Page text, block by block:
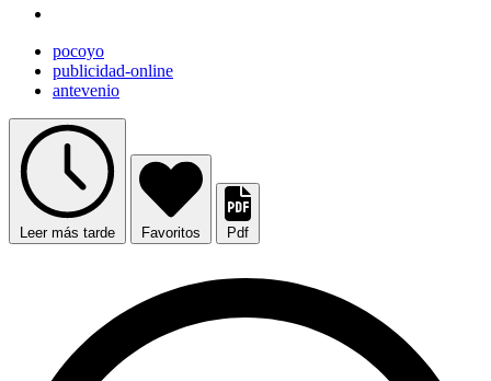
pocoyo
publicidad-online
antevenio
Leer más tarde Favoritos Pdf